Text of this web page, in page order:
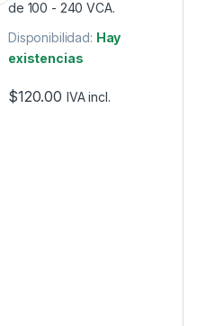
Disponibilidad: Hay
existencias
$120.00 IVA incl.